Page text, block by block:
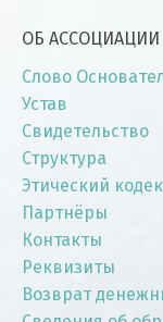
ОБ АССОЦИАЦИИ
Слово
Устав
Свидетельство
Структура
Этический
Партнёры
Контакты
Реквизиты
Возврат